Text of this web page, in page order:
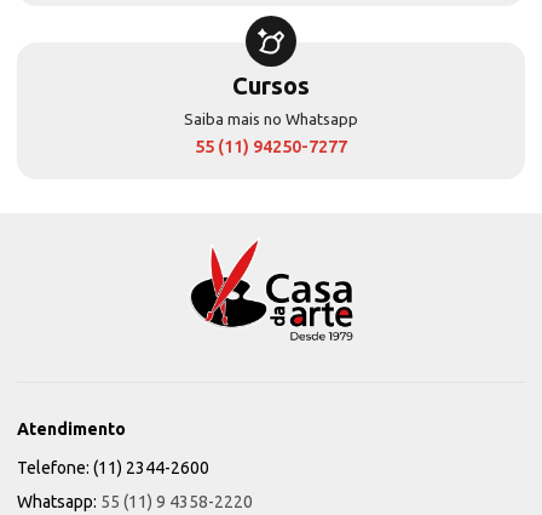
Cursos
Saiba mais no Whatsapp
55 (11) 94250-7277
Atendimento
Telefone: (11) 2344-2600
Whatsapp: 55 (11) 9 4358-2220